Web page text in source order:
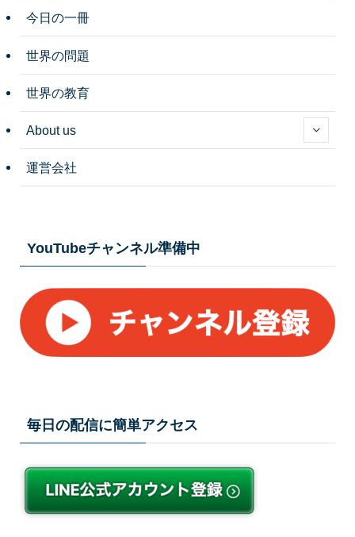
今日の一冊
世界の問題
世界の教育
About us
運営会社
YouTubeチャンネル準備中
毎日の配信に簡単アクセス